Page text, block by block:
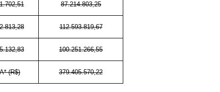
87.214.803,25
112.593.819,67
100.251.266,55
(R$) 379.405.570,22